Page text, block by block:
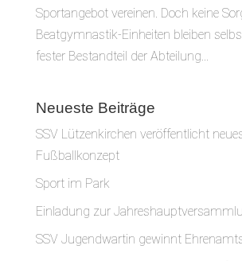
Sportangebot vereinen. Doch keine
Beatgymnastik-Einheiten bleiben
fester Bestandteil der Abteilung...
Neueste Beiträge
SSV Lützenkirchen veröffentlicht
Fußballkonzept
Sport im Park
Einladung zur
SSV Jugendwartin gewinnt